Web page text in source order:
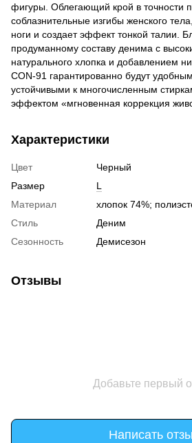
фигуры. Облегающий крой в точности
соблазнительные изгибы женского
ноги и создает эффект тонкой талии.
продуманному составу денима с
натурального хлопка и добавлением
CON-91 гарантированно будут
устойчивыми к многочисленным
эффектом «мгновенная коррекция
Характеристики
Цвет
Черный
Размер
L
Материал
хлопок 74%;
Стиль
Деним
Сезонность
Демисезон
Отзывы
Добавьте первый
Написать